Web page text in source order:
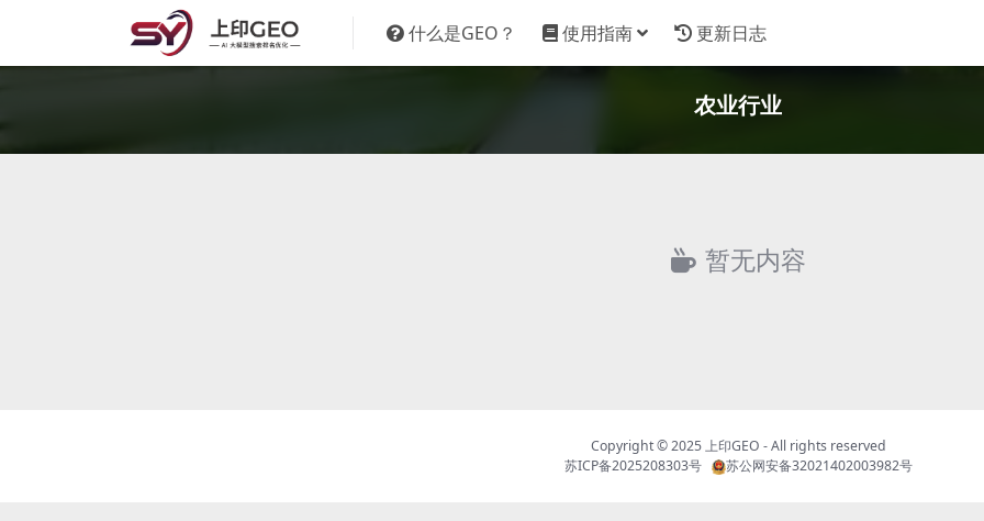
什么是GEO？ 使用指南 更新日志
农业行业
暂无内容
Copyright © 2025上印GEO - All rights reserved
苏ICP备2025208303号
苏公网安备32021402003982号